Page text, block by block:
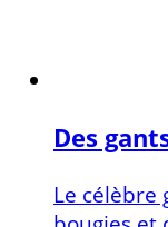
Des
Le célèbre